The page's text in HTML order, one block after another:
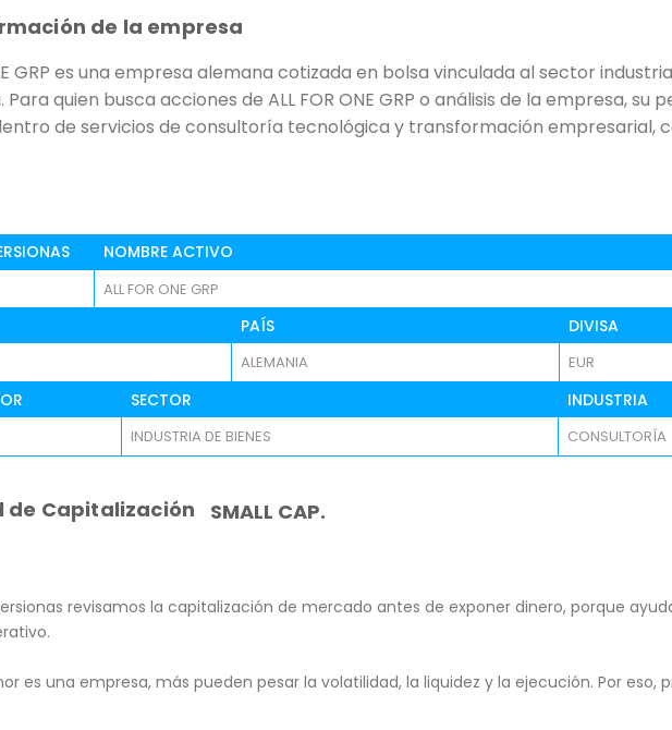
de la empresa
GRP es una empresa alemana cotizada en bolsa vinculada al sector
quien busca acciones de ALL FOR ONE GRP o análisis de la empresa, su
de servicios de consultoría tecnológica y transformación empresarial,
NOMBRE ACTIVO
ALL FOR ONE GRP
PAÍS DIVISA
ALEMANIA EUR
SECTOR INDUSTRIA
INDUSTRIA DE BIENES CONSULTORÍA
de Capitalización SMALL CAP.
revisamos la capitalización de mercado antes de exponer dinero, porque
es una empresa, más pueden pesar la volatilidad, la liquidez y la ejecución. Por